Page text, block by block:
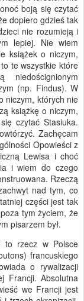
boją się czytać
dopiero gdzieś tak
nie rozumieją i
lepiej. Nie wiem
książek o niczym,
te wszystkie które
(np. Findus). W
niczym, których nie
książkę o niczym,
czytać Stasiuka.
Zachęcam
Opowieści z
Lewisa i choć
i wiem do czego
Rzeczą
nad tym, co
części jest tak
tym życiem, że
pisarzem był.
to rzecz w Polsce
francuskiego
o rywalizacji
Francji. Absolutna
we Francji jest